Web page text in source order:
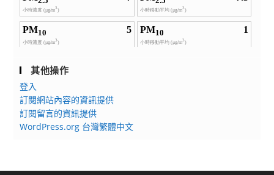
其他操作
登入
訂閱網站內容的資訊提供
訂閱留言的資訊提供
WordPress.org 台灣繁體中文